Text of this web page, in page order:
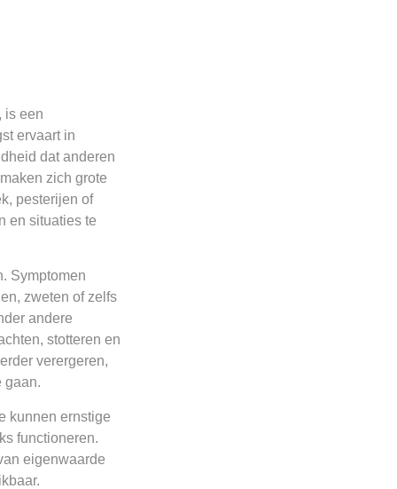
is een
ervaart in
dat anderen
zich grote
pesterijen of
en situaties te
Symptomen
zweten of zelfs
andere
stotteren en
verergeren,
gaan.
kunnen ernstige
functioneren.
eigenwaarde